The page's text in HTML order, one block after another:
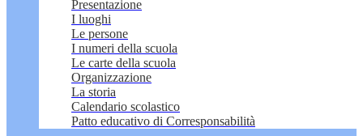
Presentazione
I luoghi
Le persone
I numeri della scuola
Le carte della scuola
Organizzazione
La storia
Calendario scolastico
Patto educativo di Corresponsabilità